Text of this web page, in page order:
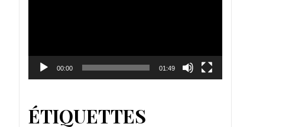
00:00 01:49
ÉTIQUETTES